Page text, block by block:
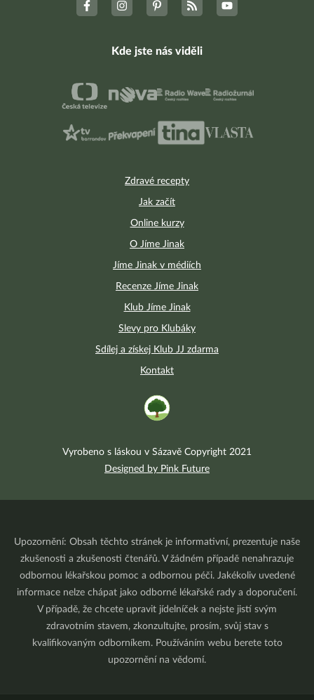
Zdravé recepty
Jak začít
Online kurzy
O Jíme Jinak
Jíme Jinak v médiích
Recenze Jíme Jinak
Klub Jíme Jinak
Slevy pro Klubáky
Sdílej a získej Klub JJ zdarma
Kontakt
Kde jste nás viděli
Vyrobeno s láskou v Sázavě Copyright 2021
Designed by Pink Future
Upozornění: Obsah těchto stránek je informativní, prezentuje naše
zkušenosti a zkušenosti čtenářů. V žádném případě nenahrazuje
odbornou lékařskou pomoc a odbornou péči. Jakékoliv uvedené
informace nelze chápat jako odborné lékařské rady a doporučení.
V případě, že chcete upravit jídelníček a nejste jistí svým
zdravotním stavem, zkonzultujte, prosím, svůj stav s
kvalifikovaným odborníkem. Používáním webu berete toto
upozornění na vědomí.